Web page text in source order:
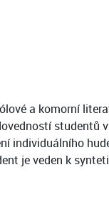
a komorní
studentů
individuálního
je veden k